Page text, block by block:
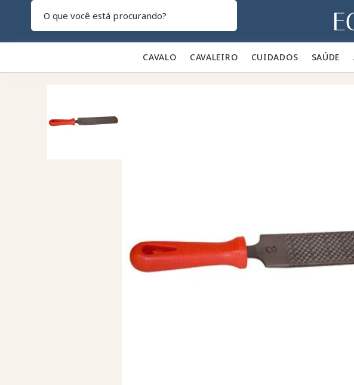
CAVALO 🐎 CAVALEIRO 👕 CUIDADOS 🪮 SAÚDE ✨